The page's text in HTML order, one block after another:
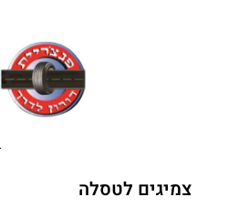
צמיגים לטסלה